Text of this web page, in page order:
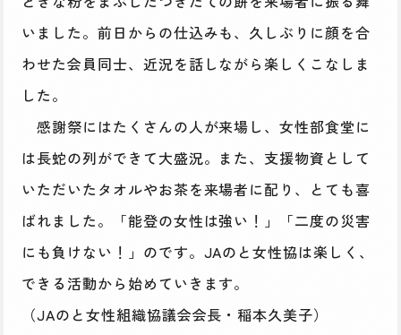
いました。前日からの仕込みも、久しぶりに顔を合
わせた会員同士、近況を話しながら楽しくこなしま
した。
感謝祭にはたくさんの人が来場し、女性部食堂に
は長蛇の列ができて大盛況。また、支援物資として
いただいたタオルやお茶を来場者に配り、とても喜
ばれました。「能登の女性は強い！」「二度の災害
にも負けない！」のです。JAのと女性協は楽しく、
できる活動から始めていきます。
（JAのと女性組織協議会会長・稲本久美子）